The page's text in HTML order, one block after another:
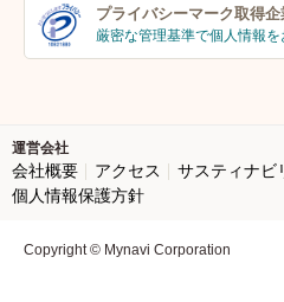
プライバシーマーク取得企
厳密な管理基準で個人情報を
運営会社
会社概要 アクセス サスティナビ
個人情報保護方針
Copyright © Mynavi Corporation